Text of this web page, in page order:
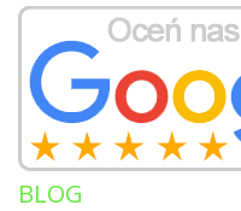
BLOG